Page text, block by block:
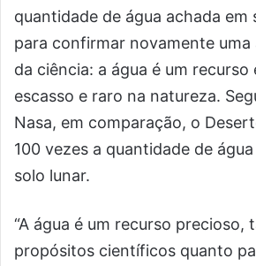
quantidade de água achada em
para confirmar novamente
da ciência: a água é um
escasso e raro na natureza.
Nasa, em comparação, o
100 vezes a quantidade de
solo lunar.
“A água é um recurso precioso,
propósitos científicos quanto